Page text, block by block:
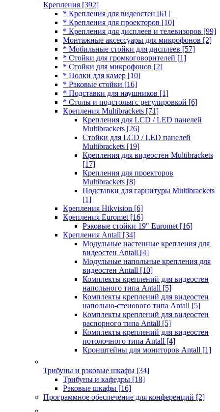
Крепления [392]
* Крепления для видеостен [61]
* Крепления для проекторов [10]
* Крепления для дисплеев и телевизоров [99]
Монтажные аксессуары для микрофонов [2]
* Мобильные стойки для дисплеев [57]
* Стойки для громкоговорителей [1]
* Стойки для микрофонов [2]
* Полки для камер [10]
* Рэковые стойки [16]
* Подставки для наушников [1]
* Столы и подстолья с регулировкой [6]
Крепления Multibrackets [71]
Крепления для LCD / LED панелей
Multibrackets [26]
Стойки для LCD / LED панелей
Multibrackets [19]
Крепления для видеостен Multibrackets
[17]
Крепления для проекторов
Multibrackets [8]
Подставки для гарнитуры Multibrackets
[1]
Крепления Hikvision [6]
Крепления Euromet [16]
Рэковые стойки 19" Euromet [16]
Крепления Antall [34]
Модульные настенные крепления для
видеостен Antall [4]
Модульные напольные крепления для
видеостен Antall [10]
Комплекты креплений для видеостен
напольного типа Antall [5]
Комплекты креплений для видеостен
напольно-стенового типа Antall [5]
Комплекты креплений для видеостен
распорного типа Antall [5]
Комплекты креплений для видеостен
потолочного типа Antall [4]
Кронштейны для мониторов Antall [1]
Трибуны и рэковые шкафы [34]
Трибуны и кафедры [18]
Рэковые шкафы [16]
Программное обеспечение для конференций [2]